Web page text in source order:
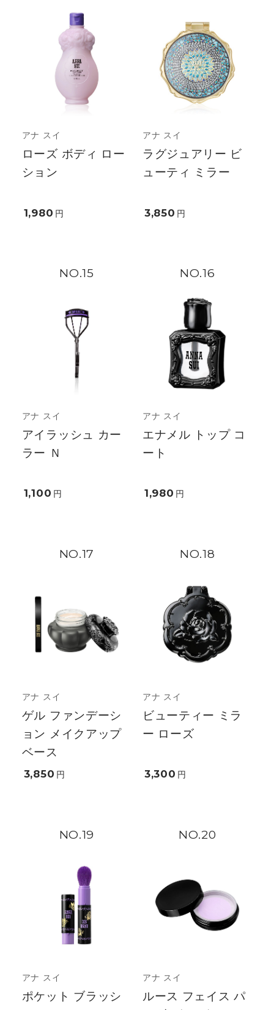
アナ スイ
ローズ ボディ ロー
ション
1,980 円
アナ スイ
ラグジュアリー ビ
ューティ ミラー
3,850 円
15
アナ スイ
アイラッシュ カー
ラー Ｎ
1,100 円
16
アナ スイ
エナメル トップ コ
ート
1,980 円
17
アナ スイ
ゲル ファンデーシ
ョン メイクアップ
ベース
3,850 円
18
アナ スイ
ビューティー ミラ
ー ローズ
3,300 円
19
アナ スイ
ポケット ブラッシ
20
アナ スイ
ルース フェイス パ